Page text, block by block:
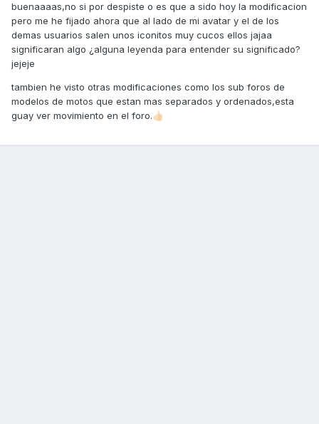
buenaaaas,no si por despiste o es que a sido hoy la modificacion
pero me he fijado ahora que al lado de mi avatar y el de los
demas usuarios salen unos iconitos muy cucos ellos jajaa
significaran algo ¿alguna leyenda para entender su significado?
jejeje
tambien he visto otras modificaciones como los sub foros de
modelos de motos que estan mas separados y ordenados,esta
guay ver movimiento en el foro.👍🏻